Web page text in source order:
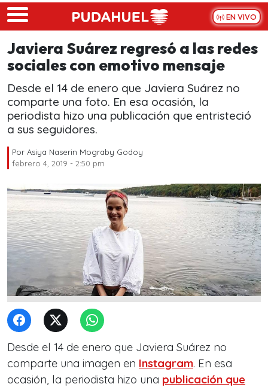
Skip to main content
EN VIVO
Javiera Suárez regresó a las redes
sociales con emotivo mensaje
Desde el 14 de enero que Javiera Suárez no
comparte una foto. En esa ocasión, la
periodista hizo una publicación que entristeció
a sus seguidores.
Por Asiya Naserin Mograby Godoy
febrero 4, 2019 - 2:50 pm
Desde el 14 de enero que Javiera Suárez no
comparte una imagen en Instagram. En esa
ocasión, la periodista hizo una publicación que